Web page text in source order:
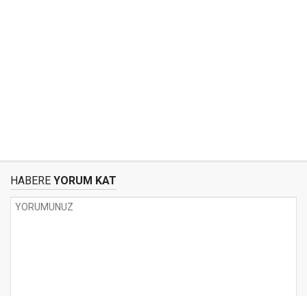
HABERE YORUM KAT